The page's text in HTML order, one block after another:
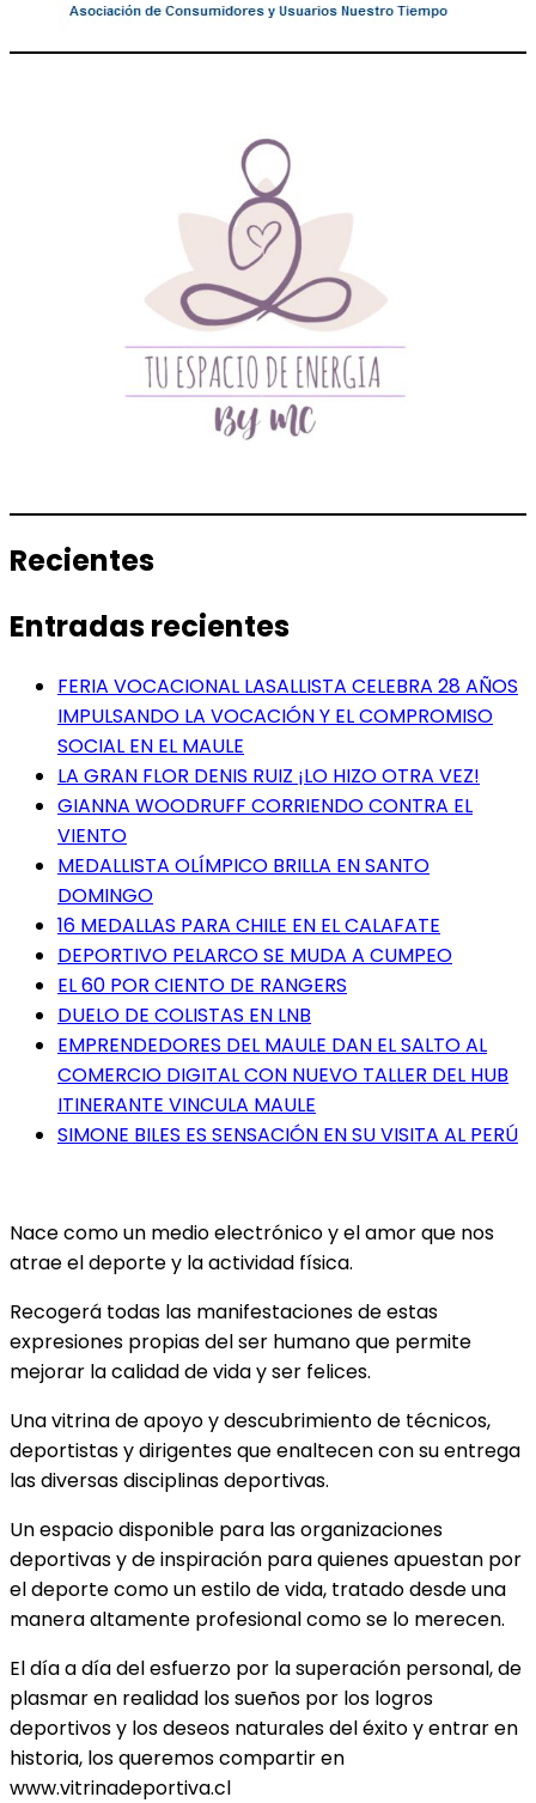
Recientes
Entradas recientes
FERIA VOCACIONAL LASALLISTA CELEBRA 28 AÑOS
IMPULSANDO LA VOCACIÓN Y EL COMPROMISO
SOCIAL EN EL MAULE
LA GRAN FLOR DENIS RUIZ ¡LO HIZO OTRA VEZ!
GIANNA WOODRUFF CORRIENDO CONTRA EL
VIENTO
MEDALLISTA OLÍMPICO BRILLA EN SANTO
DOMINGO
16 MEDALLAS PARA CHILE EN EL CALAFATE
DEPORTIVO PELARCO SE MUDA A CUMPEO
EL 60 POR CIENTO DE RANGERS
DUELO DE COLISTAS EN LNB
EMPRENDEDORES DEL MAULE DAN EL SALTO AL
COMERCIO DIGITAL CON NUEVO TALLER DEL HUB
ITINERANTE VINCULA MAULE
SIMONE BILES ES SENSACIÓN EN SU VISITA AL PERÚ
Nace como un medio electrónico y el amor que nos
atrae el deporte y la actividad física.
Recogerá todas las manifestaciones de estas
expresiones propias del ser humano que permite
mejorar la calidad de vida y ser felices.
Una vitrina de apoyo y descubrimiento de técnicos,
deportistas y dirigentes que enaltecen con su entrega
las diversas disciplinas deportivas.
Un espacio disponible para las organizaciones
deportivas y de inspiración para quienes apuestan por
el deporte como un estilo de vida, tratado desde una
manera altamente profesional como se lo merecen.
El día a día del esfuerzo por la superación personal, de
plasmar en realidad los sueños por los logros
deportivos y los deseos naturales del éxito y entrar en
historia, los queremos compartir en
www.vitrinadeportiva.cl